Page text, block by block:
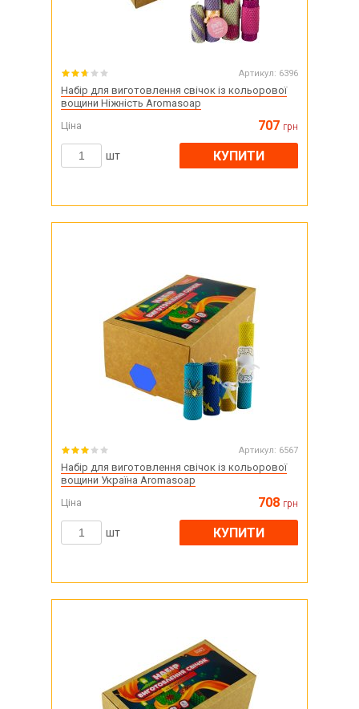
Артикул: 6396
Набір для виготовлення свічок із кольорової
вощини Ніжність Aromasoap
Ціна
707 грн
шт КУПИТИ
Артикул: 6567
Набір для виготовлення свічок із кольорової
вощини Україна Aromasoap
Ціна
708 грн
шт КУПИТИ